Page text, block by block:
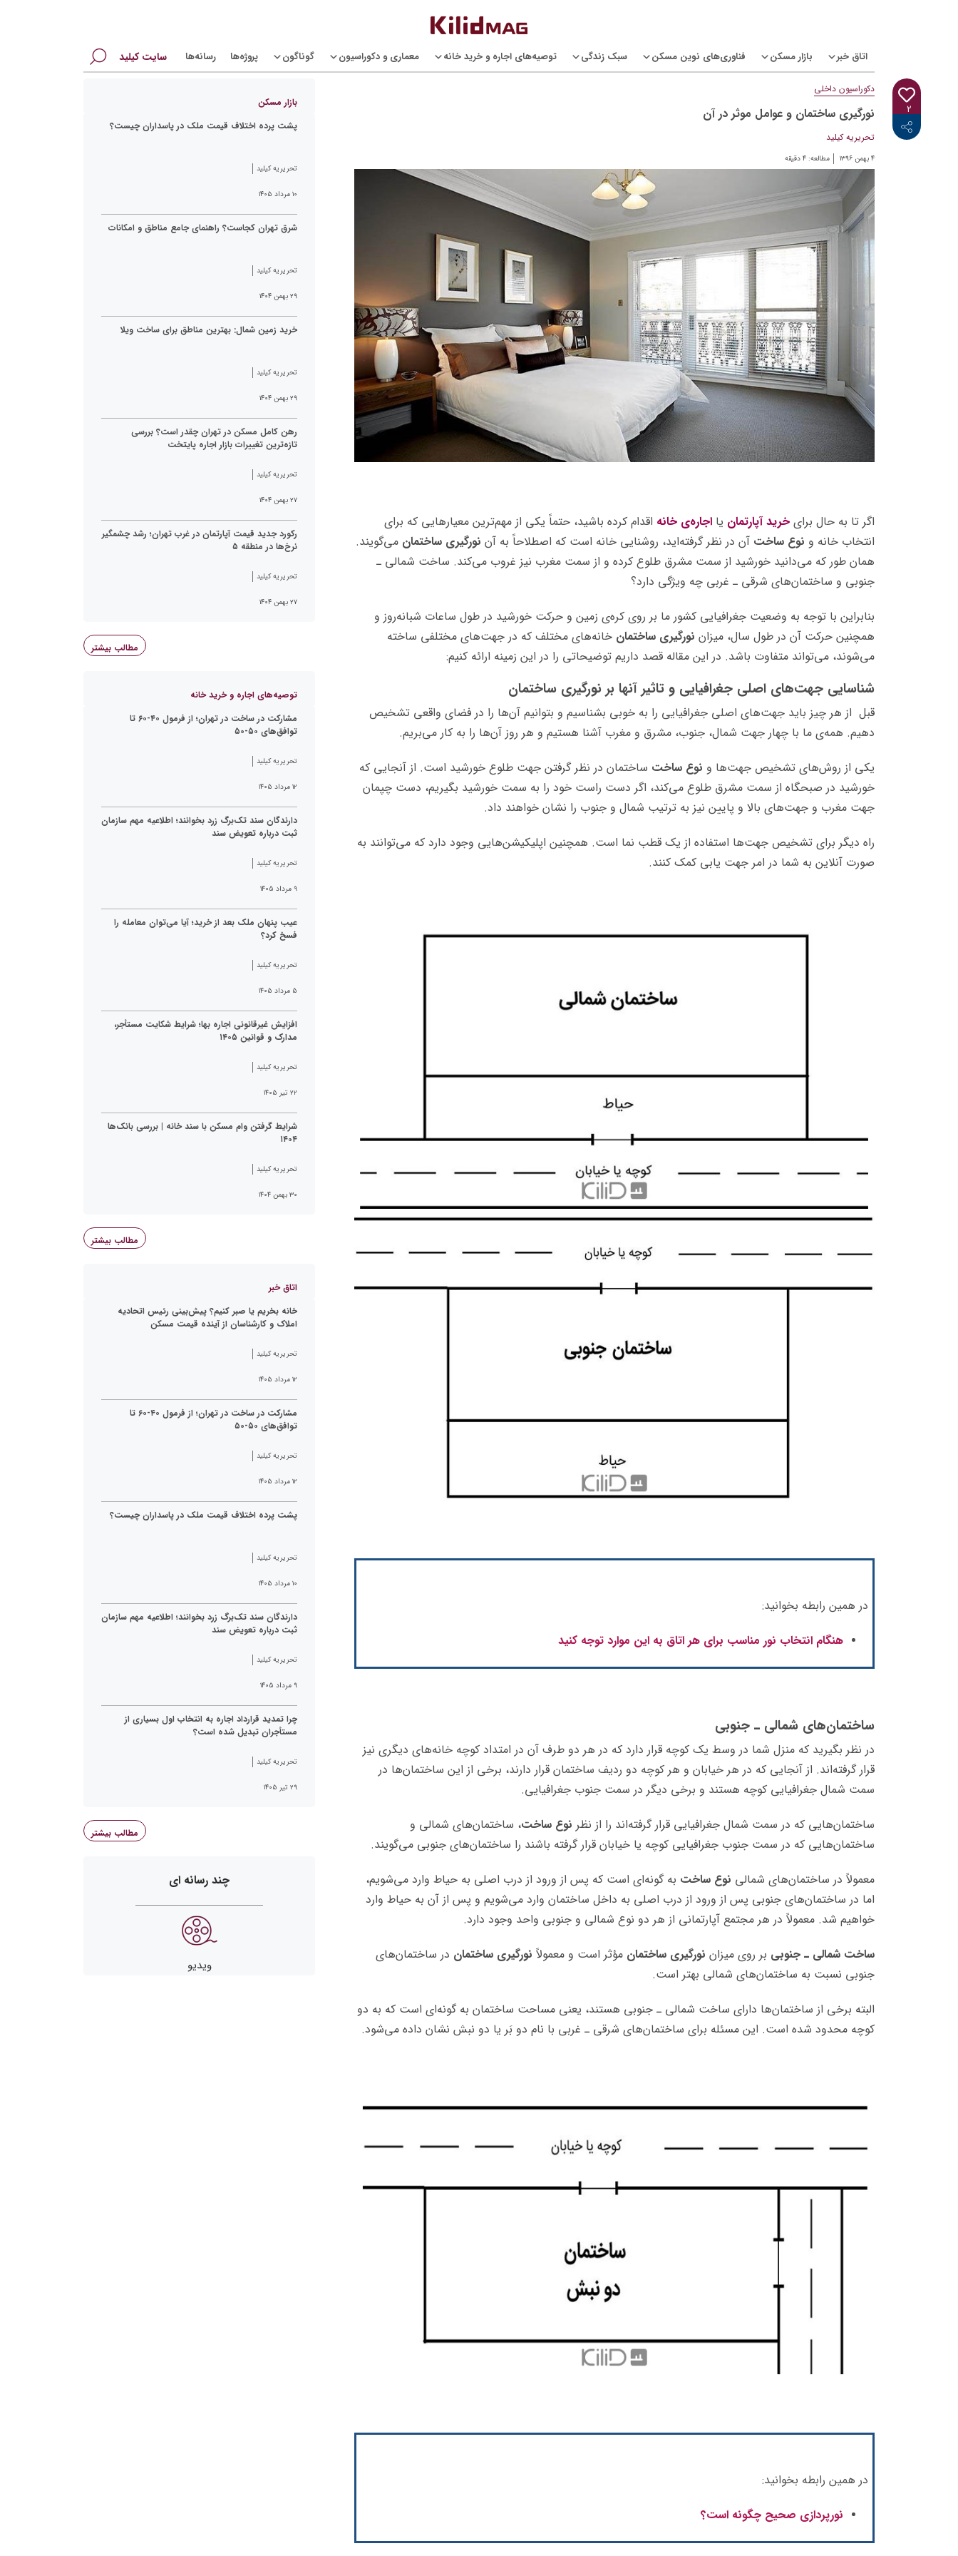
برای:
اتاق خبر بازار مسکن فناوری‌های نوین مسکن سبک زندگی توصیه‌های اجاره و خرید خانه معماری و دکوراسیون گوناگون پروژه‌ها رسانه‌ها سایت کیلید
۲
<i class="icon-twitter"></i>
<i class="icon-telegram-plane"></i>
<i class="icon-linkedin"></i>
دکوراسیون داخلی
نورگیری ساختمان و عوامل موثر در آن
تحریریه کیلید
۴ بهمن ۱۳۹۶ مطالعه: ۴ دقیقه
اگر تا به حال برای خرید آپارتمان یا اجاره‌ی خانه اقدام کرده باشید، حتماً یکی از مهم‌ترین معیارهایی که برای
انتخاب خانه و نوع ساخت آن در نظر گرفته‌اید، روشنایی خانه است که اصطلاحاً به آن نورگیری ساختمان می‌گویند.
همان طور که می‌دانید خورشید از سمت مشرق طلوع کرده و از سمت مغرب نیز غروب می‌کند. ساخت شمالی ـ
جنوبی و ساختمان‌های شرقی ـ غربی چه ویژگی دارد؟
بنابراین با توجه به وضعیت جغرافیایی کشور ما بر روی کره‌ی زمین و حرکت خورشید در طول ساعات شبانه‌روز و
همچنین حرکت آن در طول سال، میزان نورگیری ساختمان خانه‌های مختلف که در جهت‌های مختلفی ساخته
می‌شوند، می‌تواند متفاوت باشد. در این مقاله قصد داریم توضیحاتی را در این زمینه ارائه کنیم:
شناسایی جهت‌های اصلی جغرافیایی و تاثیر آنها بر نورگیری ساختمان
قبل از هر چیز باید جهت‌های اصلی جغرافیایی را به خوبی بشناسیم و بتوانیم آن‌ها را در فضای واقعی تشخیص
دهیم. همه‌ی ما با چهار جهت شمال، جنوب، مشرق و مغرب آشنا هستیم و هر روز آن‌ها را به کار می‌بریم.
یکی از روش‌های تشخیص جهت‌ها و نوع ساخت ساختمان در نظر گرفتن جهت طلوع خورشید است. از آنجایی که
خورشید در صبحگاه از سمت مشرق طلوع می‌کند، اگر دست راست خود را به سمت خورشید بگیریم، دست چپمان
جهت مغرب و جهت‌های بالا و پایین نیز به ترتیب شمال و جنوب را نشان خواهند داد.
راه دیگر برای تشخیص جهت‌ها استفاده از یک قطب نما است. همچنین اپلیکیشن‌هایی وجود دارد که می‌توانند به
صورت آنلاین به شما در امر جهت یابی کمک کنند.
در همین رابطه بخوانید:
هنگام انتخاب نور مناسب برای هر اتاق به این موارد توجه کنید
ساختمان‌های شمالی ـ جنوبی
در نظر بگیرید که منزل شما در وسط یک کوچه قرار دارد که در هر دو طرف آن در امتداد کوچه خانه‌های دیگری نیز
قرار گرفته‌اند. از آنجایی که در هر خیابان و هر کوچه دو ردیف ساختمان قرار دارند، برخی از این ساختمان‌ها در
سمت شمال جغرافیایی کوچه هستند و برخی دیگر در سمت جنوب جغرافیایی.
ساختمان‌هایی که در سمت شمال جغرافیایی قرار گرفته‌اند را از نظر نوع ساخت، ساختمان‌های شمالی و
ساختمان‌هایی که در سمت جنوب جغرافیایی کوچه یا خیابان قرار گرفته باشند را ساختمان‌های جنوبی می‌گویند.
معمولاً در ساختمان‌های شمالی نوع ساخت به گونه‌ای است که پس از ورود از درب اصلی به حیاط وارد می‌شویم،
اما در ساختمان‌های جنوبی پس از ورود از درب اصلی به داخل ساختمان وارد می‌شویم و پس از آن به حیاط وارد
خواهیم شد. معمولاً در هر مجتمع آپارتمانی از هر دو نوع شمالی و جنوبی واحد وجود دارد.
ساخت شمالی ـ جنوبی بر روی میزان نورگیری ساختمان مؤثر است و معمولاً نورگیری ساختمان در ساختمان‌های
جنوبی نسبت به ساختمان‌های شمالی بهتر است.
البته برخی از ساختمان‌ها دارای ساخت شمالی ـ جنوبی هستند، یعنی مساحت ساختمان به گونه‌ای است که به دو
کوچه محدود شده است. این مسئله برای ساختمان‌های شرقی ـ غربی با نام دو بَر یا دو نبش نشان داده می‌شود.
در همین رابطه بخوانید:
نورپردازی صحیح چگونه است؟
بازار مسکن
پشت پرده اختلاف قیمت ملک در پاسداران چیست؟
تحریریه کیلید
۱۰ مرداد ۱۴۰۵
شرق تهران کجاست؟ راهنمای جامع مناطق و امکانات
تحریریه کیلید
۲۹ بهمن ۱۴۰۴
خرید زمین شمال: بهترین مناطق برای ساخت ویلا
تحریریه کیلید
۲۹ بهمن ۱۴۰۴
رهن کامل مسکن در تهران چقدر است؟ بررسی
تازه‌ترین تغییرات بازار اجاره پایتخت
تحریریه کیلید
۲۷ بهمن ۱۴۰۴
رکورد جدید قیمت آپارتمان در غرب تهران؛ رشد چشمگیر
نرخ‌ها در منطقه ۵
تحریریه کیلید
۲۷ بهمن ۱۴۰۴
مطالب بیشتر
توصیه‌های اجاره و خرید خانه
مشارکت در ساخت در تهران؛ از فرمول ۴۰-۶۰ تا
توافق‌های ۵۰-۵۰
تحریریه کیلید
۱۲ مرداد ۱۴۰۵
دارندگان سند تک‌برگ زرد بخوانند؛ اطلاعیه مهم سازمان
ثبت درباره تعویض سند
تحریریه کیلید
۹ مرداد ۱۴۰۵
عیب پنهان ملک بعد از خرید؛ آیا می‌توان معامله را
فسخ کرد؟
تحریریه کیلید
۵ مرداد ۱۴۰۵
افزایش غیرقانونی اجاره بها؛ شرایط شکایت مستأجر،
مدارک و قوانین ۱۴۰۵
تحریریه کیلید
۲۲ تیر ۱۴۰۵
شرایط گرفتن وام مسکن با سند خانه | بررسی بانک‌ها
۱۴۰۴
تحریریه کیلید
۳۰ بهمن ۱۴۰۴
مطالب بیشتر
اتاق خبر
خانه بخریم یا صبر کنیم؟ پیش‌بینی رئیس اتحادیه
املاک و کارشناسان از آینده قیمت مسکن
تحریریه کیلید
۱۲ مرداد ۱۴۰۵
مشارکت در ساخت در تهران؛ از فرمول ۴۰-۶۰ تا
توافق‌های ۵۰-۵۰
تحریریه کیلید
۱۲ مرداد ۱۴۰۵
پشت پرده اختلاف قیمت ملک در پاسداران چیست؟
تحریریه کیلید
۱۰ مرداد ۱۴۰۵
دارندگان سند تک‌برگ زرد بخوانند؛ اطلاعیه مهم سازمان
ثبت درباره تعویض سند
تحریریه کیلید
۹ مرداد ۱۴۰۵
چرا تمدید قرارداد اجاره به انتخاب اول بسیاری از
مستأجران تبدیل شده است؟
تحریریه کیلید
۲۹ تیر ۱۴۰۵
مطالب بیشتر
چند رسانه ای
ویدیو